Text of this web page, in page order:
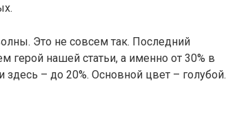
Это не совсем так. Последний
герой нашей статьи, а именно от 30% в
здесь – до 20%. Основной цвет – голубой.